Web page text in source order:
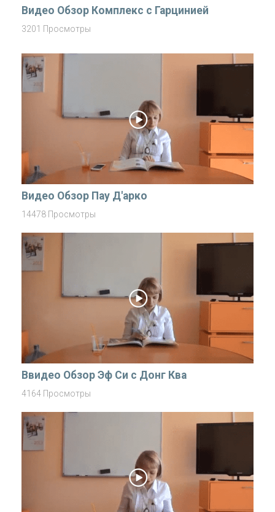
Видео Обзор Комплекс с Гарцинией
3201 Просмотры
Видео Обзор Пау Д'арко
14478 Просмотры
Ввидео Обзор Эф Си с Донг Ква
4164 Просмотры